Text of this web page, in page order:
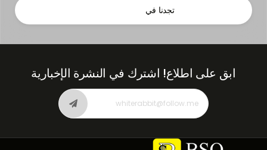
تجدنا في
ابق على اطلاع! اشترك في النشرة الإخبارية